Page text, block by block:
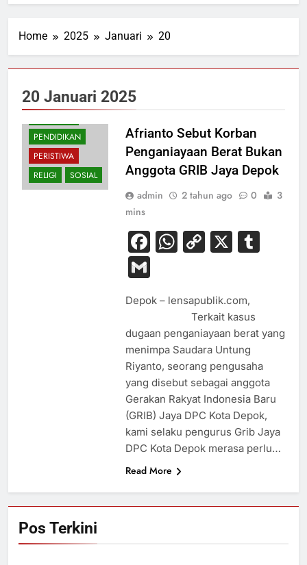
Home 2025 Januari 20
20 Januari 2025
HUKUM
PENDIDIKAN
PERISTIWA
RELIGI
SOSIAL
Afrianto Sebut Korban
Penganiayaan Berat Bukan
Anggota GRIB Jaya Depok
admin 2 tahun ago 0
3
mins
Facebook
WhatsApp
Copy
X
Gmail
Depok – lensapublik.com,
Terkait kasus
dugaan penganiayaan berat yang
menimpa Saudara Untung
Riyanto, seorang pengusaha
yang disebut sebagai anggota
Gerakan Rakyat Indonesia Baru
(GRIB) Jaya DPC Kota Depok,
kami selaku pengurus Grib Jaya
DPC Kota Depok merasa perlu…
Read More
Pos Terkini